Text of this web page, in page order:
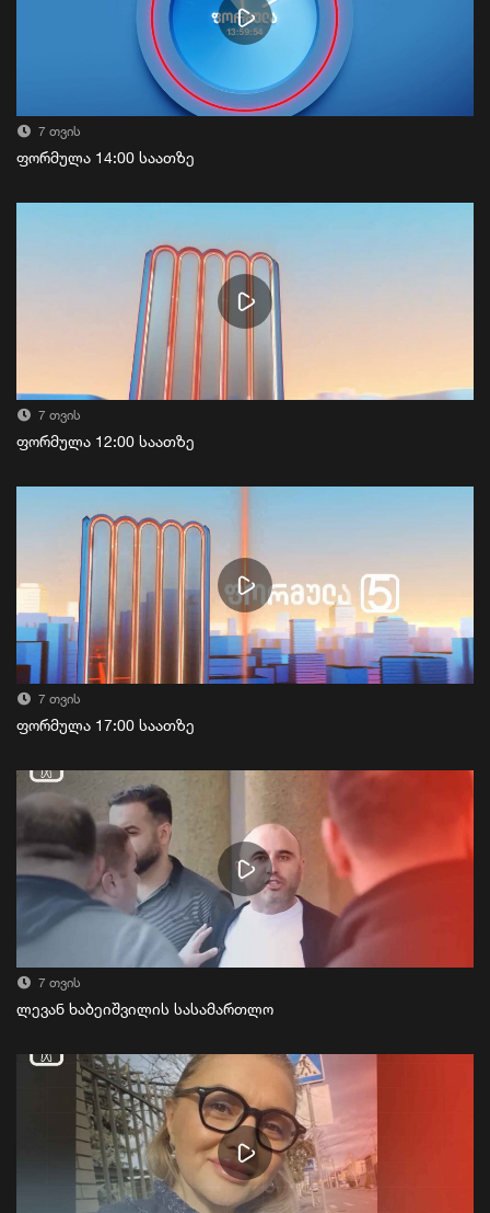
7 თვის
ფორმულა 14:00 საათზე
7 თვის
ფორმულა 12:00 საათზე
7 თვის
ფორმულა 17:00 საათზე
7 თვის
ლევან ხაბეიშვილის სასამართლო